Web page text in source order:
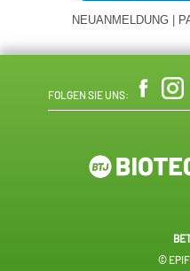
NEUANMELDUNG
FOLGEN SIE UNS:
©